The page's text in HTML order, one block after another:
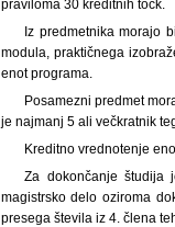
praviloma 30 kreditnih točk.
Iz predmetnika morajo
modula, praktičnega
enot programa.
Posamezni predmet
je najmanj 5 ali večkratnik
Kreditno vrednotenje
Za dokončanje študija
magistrsko delo oziroma
presega števila iz 4. člena